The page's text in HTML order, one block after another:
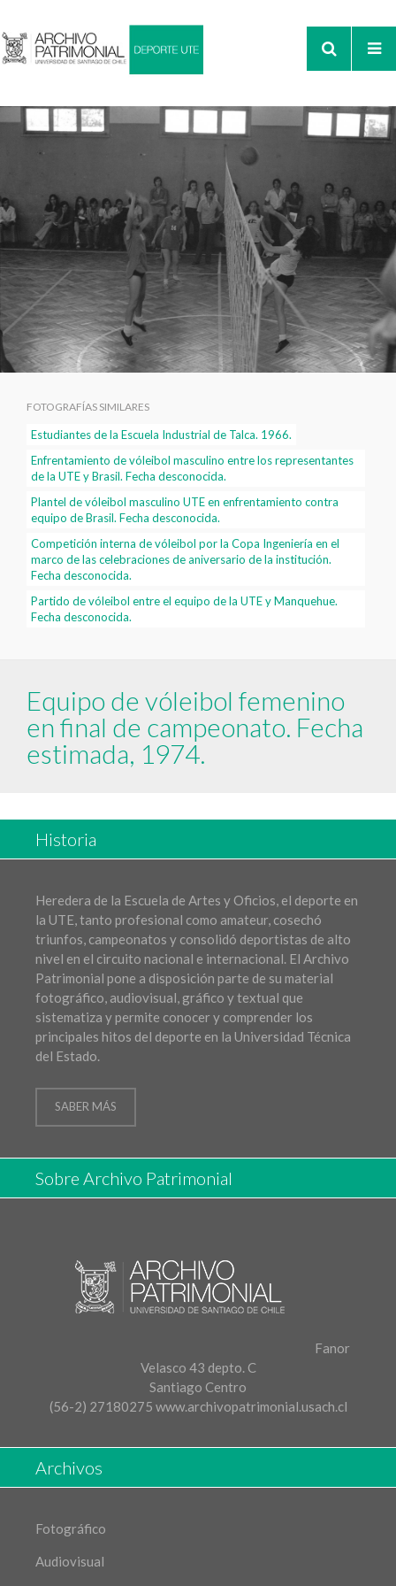
FOTOGRAFÍAS SIMILARES
Estudiantes de la Escuela Industrial de Talca. 1966.
Enfrentamiento de vóleibol masculino entre los representantes
de la UTE y Brasil. Fecha desconocida.
Plantel de vóleibol masculino UTE en enfrentamiento contra
equipo de Brasil. Fecha desconocida.
Competición interna de vóleibol por la Copa Ingeniería en el
marco de las celebraciones de aniversario de la institución.
Fecha desconocida.
Partido de vóleibol entre el equipo de la UTE y Manquehue.
Fecha desconocida.
Equipo de vóleibol femenino
en final de campeonato. Fecha
estimada, 1974.
Historia
Heredera de la Escuela de Artes y Oficios, el deporte en
la UTE, tanto profesional como amateur, cosechó
triunfos, campeonatos y consolidó deportistas de alto
nivel en el circuito nacional e internacional. El Archivo
Patrimonial pone a disposición parte de su material
fotográfico, audiovisual, gráfico y textual que
sistematiza y permite conocer y comprender los
principales hitos del deporte en la Universidad Técnica
del Estado.
SABER MÁS
Sobre Archivo Patrimonial
Fanor
Velasco 43 depto. C
Santiago Centro
(56-2) 27180275 www.archivopatrimonial.usach.cl
Archivos
Fotográfico
Audiovisual